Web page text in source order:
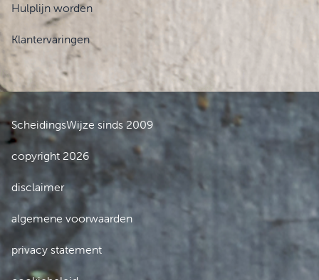
Hulplijn worden
Klantervaringen
ScheidingsWijze sinds 2009
copyright 2026
disclaimer
algemene voorwaarden
privacy statement